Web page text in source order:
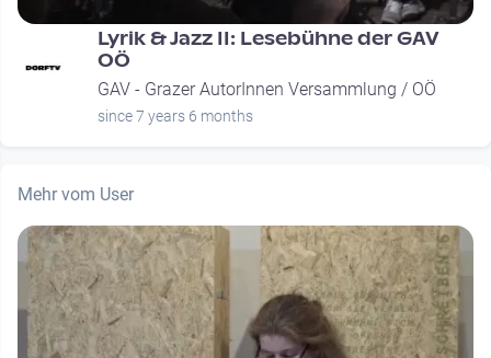
Lyrik & Jazz II: Lesebühne der GAV
OÖ
GAV - Grazer AutorInnen Versammlung / OÖ
since 7 years 6 months
Mehr vom User